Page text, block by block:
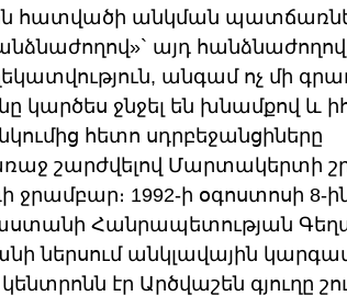
հատվածի անկման
այդ
անգամ ոչ մի
կարծես ջնջել են խնամքով և
հետո սդրբեջանցիները
շարժվելով Մարտակերտի
1992-ի օգոստոսի 8-ին
Հանրապետության
ներսում անկլավային
էր Արծվաշեն գյուղը